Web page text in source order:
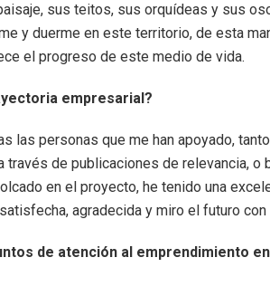
sus teitos, sus orquídeas y sus
y duerme en este territorio, de esta
el progreso de este medio de vida.
empresarial?
las personas que me han apoyado,
través de publicaciones de relevancia, o
en el proyecto, he tenido una
agradecida y miro el futuro
de atención al emprendimiento